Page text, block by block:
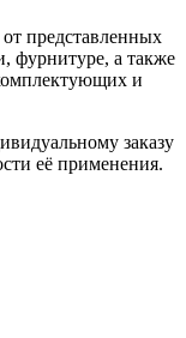
представленных
фурнитуре, а также
и
заказу
её применения.